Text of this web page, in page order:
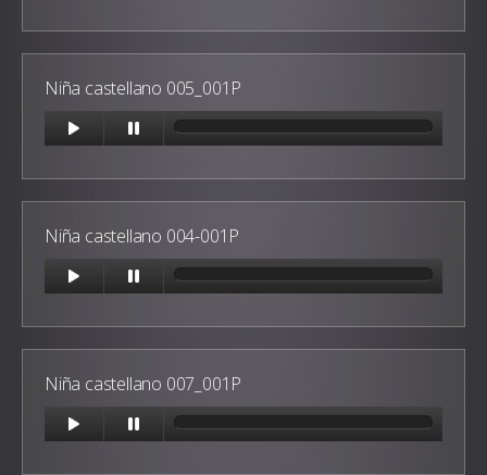
Niña castellano 005_001P
Niña castellano 004-001P
Niña castellano 007_001P